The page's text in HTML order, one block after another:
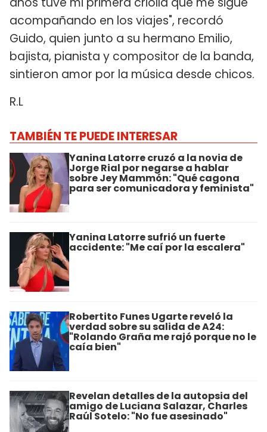
acompañando en los viajes", recordó
Guido, quien junto a su hermano Emilio,
bajista, pianista y compositor de la banda,
sintieron amor por la música desde chicos.
R.L
TAMBIÉN TE PUEDE INTERESAR
Yanina Latorre cruzó a la novia de
Jorge Rial por negarse a hablar
sobre Jey Mammón: "Qué cagona
para ser comunicadora y feminista"
Yanina Latorre sufrió un fuerte
accidente: "Me caí por la escalera"
Robertito Funes Ugarte reveló la
verdad sobre su salida de A24:
"Rolando Graña me rajó porque no le
caía bien"
Revelan detalles de la autopsia del
amigo de Luciana Salazar, Charles
Raúl Sotelo: "No fue asesinado"